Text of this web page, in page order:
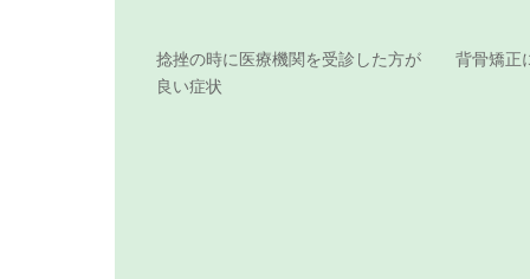
捻挫の時に医療機関を受診した方が
良い症状
背骨矯正